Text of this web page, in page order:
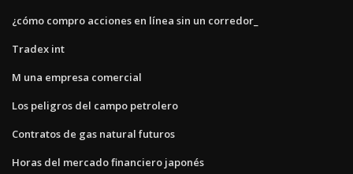
¿cómo compro acciones en línea sin un corredor_
Tradex int
M una empresa comercial
Los peligros del campo petrolero
Contratos de gas natural futuros
Horas del mercado financiero japonés